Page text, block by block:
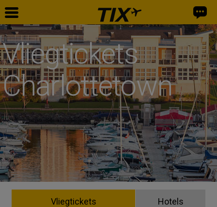
Vliegtickets
Charlottetown
Vliegtickets Hotels